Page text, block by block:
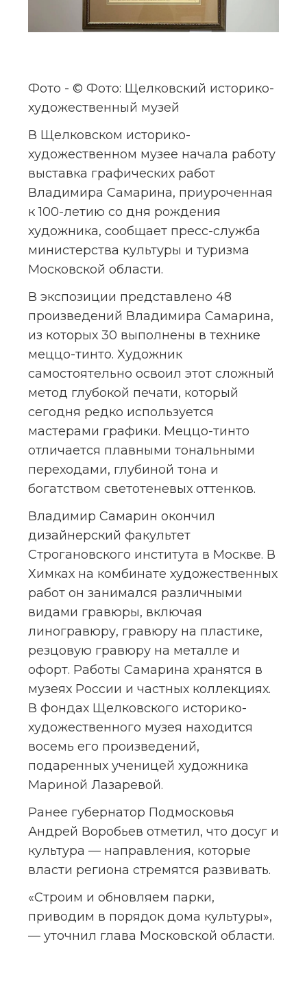
Фото - © Фото: Щелковский историко-
художественный музей
В Щелковском историко-
художественном музее начала работу
выставка графических работ
Владимира Самарина, приуроченная
к 100-летию со дня рождения
художника, сообщает пресс-служба
министерства культуры и туризма
Московской области.
В экспозиции представлено 48
произведений Владимира Самарина,
из которых 30 выполнены в технике
меццо-тинто. Художник
самостоятельно освоил этот сложный
метод глубокой печати, который
сегодня редко используется
мастерами графики. Меццо-тинто
отличается плавными тональными
переходами, глубиной тона и
богатством светотеневых оттенков.
Владимир Самарин окончил
дизайнерский факультет
Строгановского института в Москве. В
Химках на комбинате художественных
работ он занимался различными
видами гравюры, включая
линогравюру, гравюру на пластике,
резцовую гравюру на металле и
офорт. Работы Самарина хранятся в
музеях России и частных коллекциях.
В фондах Щелковского историко-
художественного музея находится
восемь его произведений,
подаренных ученицей художника
Мариной Лазаревой.
Ранее губернатор Подмосковья
Андрей Воробьев отметил, что досуг и
культура — направления, которые
власти региона стремятся развивать.
«Строим и обновляем парки,
приводим в порядок дома культуры»,
— уточнил глава Московской области.